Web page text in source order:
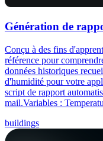
Génération de
Conçu à des fins
référence pour
données historiques
d'humidité pour votre
script de rapport
mail.Variables :
buildings